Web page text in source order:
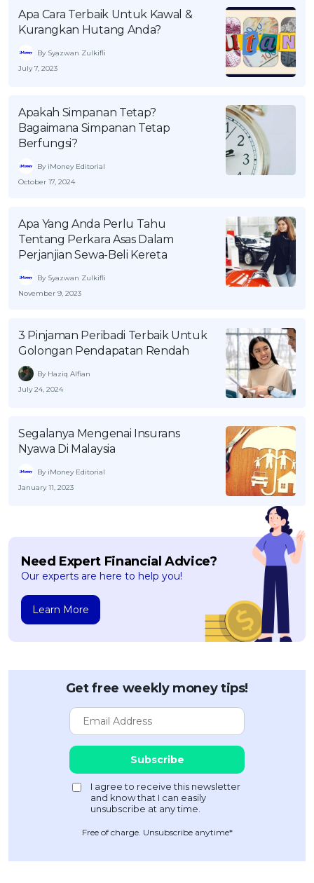
Apa Cara Terbaik Untuk Kawal &
Kurangkan Hutang Anda?
By Syazwan Zulkifli
July 7, 2023
Apakah Simpanan Tetap?
Bagaimana Simpanan Tetap
Berfungsi?
By iMoney Editorial
October 17, 2024
Apa Yang Anda Perlu Tahu
Tentang Perkara Asas Dalam
Perjanjian Sewa-Beli Kereta
By Syazwan Zulkifli
November 9, 2023
3 Pinjaman Peribadi Terbaik Untuk
Golongan Pendapatan Rendah
By Haziq Alfian
July 24, 2024
Segalanya Mengenai Insurans
Nyawa Di Malaysia
By iMoney Editorial
January 11, 2023
Need Expert Financial Advice?
Our experts are here to help you!
Learn More
Get free weekly money tips!
Free of charge. Unsubscribe anytime*